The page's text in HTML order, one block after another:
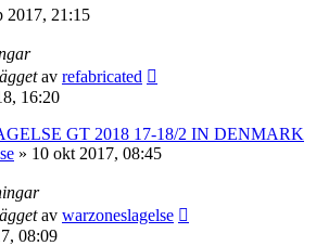
2017, 21:15
av refabricated
16:20
GT 2018 17-18/2 IN DENMARK
» 10 okt 2017, 08:45
av warzoneslagelse
08:09